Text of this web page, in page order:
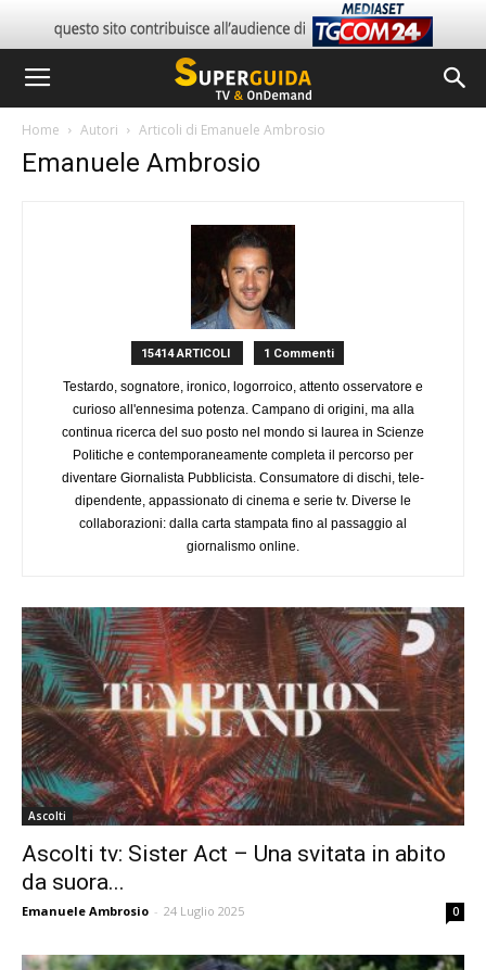
Home Autori Articoli di Emanuele Ambrosio
Emanuele Ambrosio
15414 ARTICOLI 1 Commenti
Testardo, sognatore, ironico, logorroico, attento osservatore e
curioso all'ennesima potenza. Campano di origini, ma alla
continua ricerca del suo posto nel mondo si laurea in Scienze
Politiche e contemporaneamente completa il percorso per
diventare Giornalista Pubblicista. Consumatore di dischi, tele-
dipendente, appassionato di cinema e serie tv. Diverse le
collaborazioni: dalla carta stampata fino al passaggio al
giornalismo online.
Ascolti
Ascolti tv: Sister Act – Una svitata in abito
da suora...
Emanuele Ambrosio - 24 Luglio 2025 0